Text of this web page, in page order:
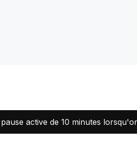
active de 10 minutes